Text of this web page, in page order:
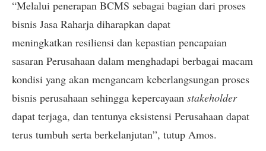
“Melalui penerapan BCMS sebagai bagian dari proses
bisnis Jasa Raharja diharapkan dapat
meningkatkan resiliensi dan kepastian pencapaian
sasaran Perusahaan dalam menghadapi berbagai macam
kondisi yang akan mengancam keberlangsungan proses
bisnis perusahaan sehingga kepercayaan stakeholder
dapat terjaga, dan tentunya eksistensi Perusahaan dapat
terus tumbuh serta berkelanjutan”, tutup Amos.